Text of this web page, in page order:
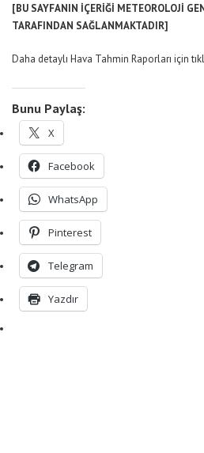
[BU SAYFANIN İÇERİĞİ METEOROLOJİ
TARAFINDAN SAĞLANMAKTADIR]
Daha detaylı Hava Tahmin Raporları için
Bunu Paylaş:
X
Facebook
WhatsApp
Pinterest
Telegram
Yazdır